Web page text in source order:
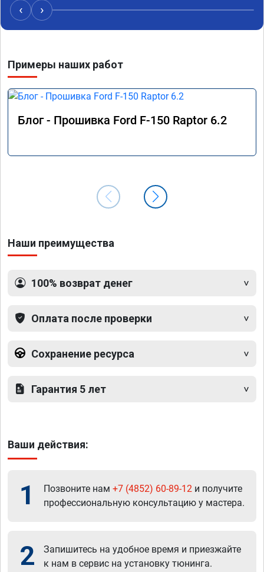
знакомым.
‹ ›
Примеры наших работ
Блог - Прошивка Ford F-150 Raptor 6.2
Наши преимущества
100% возврат денег
Оплата после проверки
Сохранение ресурса
Гарантия 5 лет
Ваши действия:
1 Позвоните нам +7 (4852) 60-89-12 и получите
профессиональную консультацию у мастера.
2
Запишитесь на удобное время и приезжайте
к нам в сервис на установку тюнинга.